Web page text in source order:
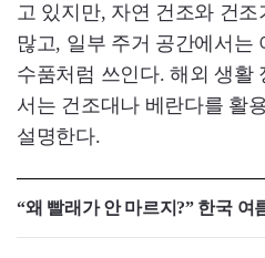
고 있지만, 자연 건조와 건
많고, 일부 주거 공간에서는
수품처럼 쓰인다. 해외 생활
서는 건조대나 베란다를 활
설명한다.
“왜 빨래가 안 마르지?” 한국 여